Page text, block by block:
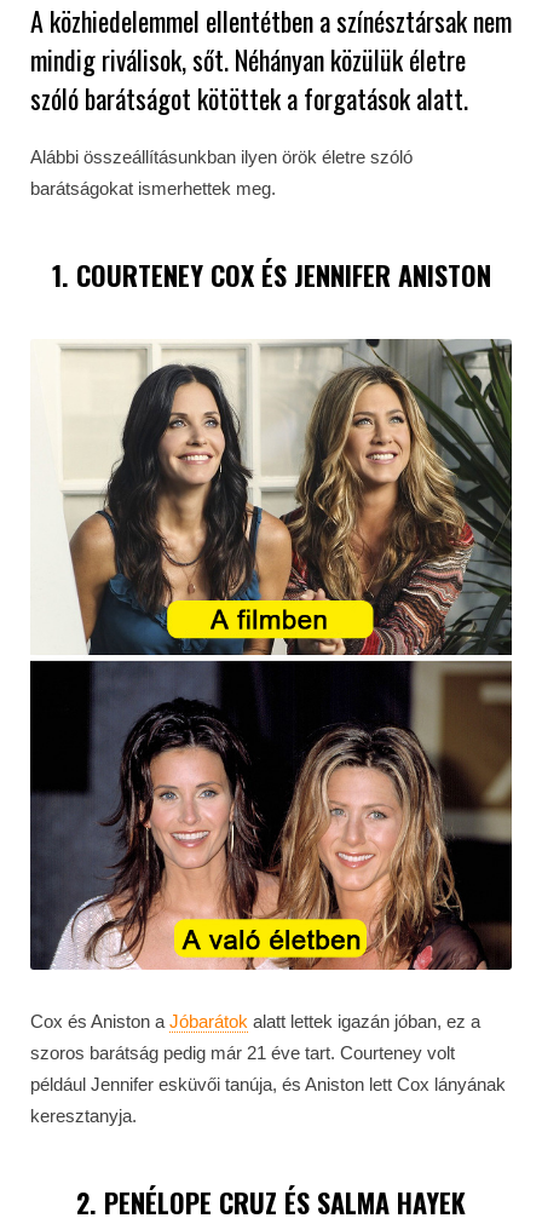
A közhiedelemmel ellentétben a színésztársak nem
mindig riválisok, sőt. Néhányan közülük életre
szóló barátságot kötöttek a forgatások alatt.
Alábbi összeállításunkban ilyen örök életre szóló
barátságokat ismerhettek meg.
1. COURTENEY COX ÉS JENNIFER ANISTON
Cox és Aniston a Jóbarátok alatt lettek igazán jóban, ez a
szoros barátság pedig már 21 éve tart. Courteney volt
például Jennifer esküvői tanúja, és Aniston lett Cox lányának
keresztanyja.
2. PENÉLOPE CRUZ ÉS SALMA HAYEK